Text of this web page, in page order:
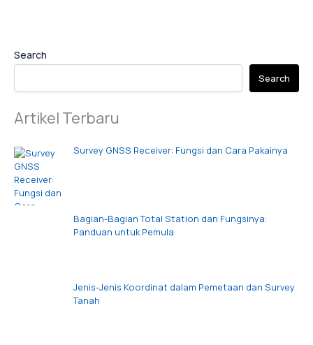
Search
Search
Artikel Terbaru
Survey GNSS Receiver: Fungsi dan Cara Pakainya
Bagian-Bagian Total Station dan Fungsinya:
Panduan untuk Pemula
Jenis-Jenis Koordinat dalam Pemetaan dan Survey
Tanah